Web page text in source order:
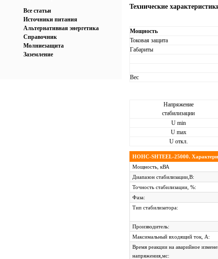
Все статьи
Источники питания
Альтернативная энергетика
Справочник
Молниезащита
Заземление
Технические
Мощность
Токовая защита
Габариты
Вес
Напряжение
стабилизации
U min
U max
U откл.
HOHC-SHTEEL-25000.
Мощность, кВА
Диапазон стабилизации,В:
Точность стабилизации, %:
Фаза:
Тип стабилизатора:
Производитель:
Максимальный входящий ток, А:
Время реакции на аварийное
напряжения,мс: